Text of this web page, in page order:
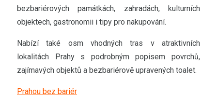
bezbariérových památkách, zahradách, kulturních
objektech, gastronomii i tipy pro nakupování.
Nabízí také osm vhodných tras v atraktivních
lokalitách Prahy s podrobným popisem povrchů,
zajímavých objektů a bezbariérově upravených toalet.
Prahou bez bariér